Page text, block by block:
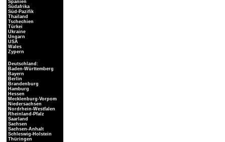
Spanien
Südafrika
Süd-Pazifik
Thailand
Tschechien
Türkei
Ukraine
Ungarn
USA
Wales
Zypern
Deutschland:
Baden-Württemberg
Bayern
Berlin
Brandenburg
Hamburg
Hessen
Mecklenburg-Vorpom
Niedersachsen
Nordrhein-Westfalen
Rheinland-Pfalz
Saarland
Sachsen
Sachsen-Anhalt
Schleswig-Holstein
Thüringen